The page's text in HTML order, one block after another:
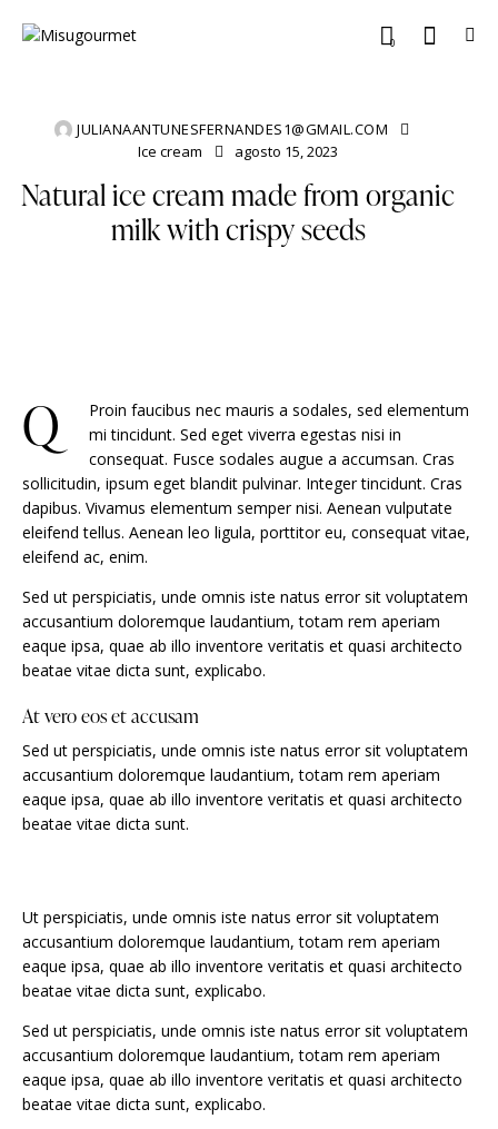
0
JULIANAANTUNESFERNANDES1@GMAIL.COM
Ice cream
agosto 15, 2023
Natural ice cream made from organic
milk with crispy seeds
Q
Proin faucibus nec mauris a sodales, sed elementum
mi tincidunt. Sed eget viverra egestas nisi in
consequat. Fusce sodales augue a accumsan. Cras
sollicitudin, ipsum eget blandit pulvinar. Integer tincidunt. Cras
dapibus. Vivamus elementum semper nisi. Aenean vulputate
eleifend tellus. Aenean leo ligula, porttitor eu, consequat vitae,
eleifend ac, enim.
Sed ut perspiciatis, unde omnis iste natus error sit voluptatem
accusantium doloremque laudantium, totam rem aperiam
eaque ipsa, quae ab illo inventore veritatis et quasi architecto
beatae vitae dicta sunt, explicabo.
At vero eos et accusam
Sed ut perspiciatis, unde omnis iste natus error sit voluptatem
accusantium doloremque laudantium, totam rem aperiam
eaque ipsa, quae ab illo inventore veritatis et quasi architecto
beatae vitae dicta sunt.
Ut perspiciatis, unde omnis iste natus error sit voluptatem
accusantium doloremque laudantium, totam rem aperiam
eaque ipsa, quae ab illo inventore veritatis et quasi architecto
beatae vitae dicta sunt, explicabo.
Sed ut perspiciatis, unde omnis iste natus error sit voluptatem
accusantium doloremque laudantium, totam rem aperiam
eaque ipsa, quae ab illo inventore veritatis et quasi architecto
beatae vitae dicta sunt, explicabo.